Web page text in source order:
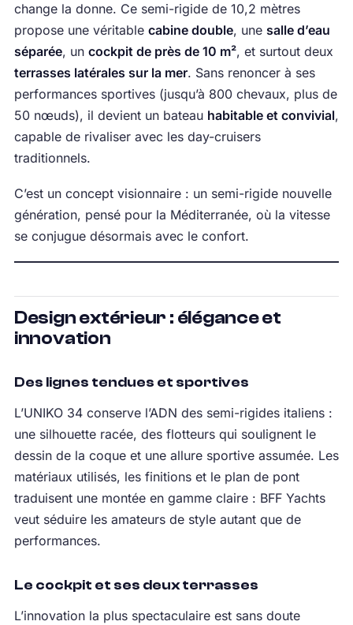
change la donne. Ce semi-rigide de 10,2 mètres
propose une véritable cabine double, une salle d’eau
séparée, un cockpit de près de 10 m², et surtout deux
terrasses latérales sur la mer. Sans renoncer à ses
performances sportives (jusqu’à 800 chevaux, plus de
50 nœuds), il devient un bateau habitable et convivial,
capable de rivaliser avec les day-cruisers
traditionnels.
C’est un concept visionnaire : un semi-rigide nouvelle
génération, pensé pour la Méditerranée, où la vitesse
se conjugue désormais avec le confort.
Design extérieur : élégance et
innovation
Des lignes tendues et sportives
L’UNIKO 34 conserve l’ADN des semi-rigides italiens :
une silhouette racée, des flotteurs qui soulignent le
dessin de la coque et une allure sportive assumée. Les
matériaux utilisés, les finitions et le plan de pont
traduisent une montée en gamme claire : BFF Yachts
veut séduire les amateurs de style autant que de
performances.
Le cockpit et ses deux terrasses
L’innovation la plus spectaculaire est sans doute